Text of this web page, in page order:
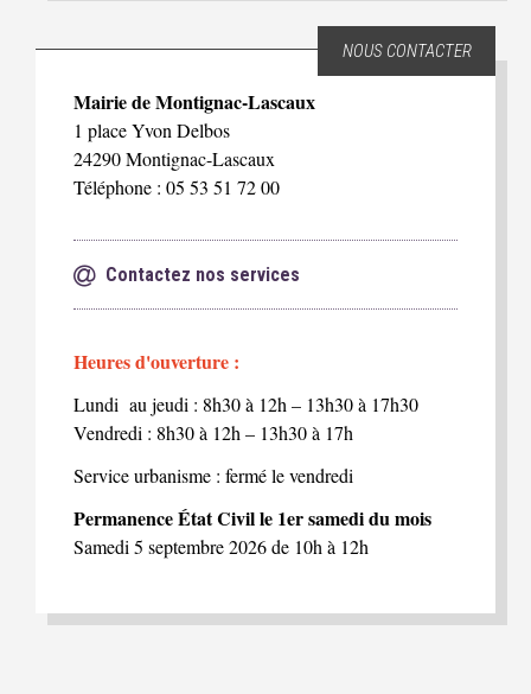
NOUS CONTACTER
Mairie de Montignac-Lascaux
1 place Yvon Delbos
24290 Montignac-Lascaux
Téléphone : 05 53 51 72 00
Contactez nos services
Heures d'ouverture :
Lundi au jeudi : 8h30 à 12h – 13h30 à 17h30
Vendredi : 8h30 à 12h – 13h30 à 17h
Service urbanisme : fermé le vendredi
Permanence État Civil le 1er samedi du mois
Samedi 5 septembre 2026 de 10h à 12h